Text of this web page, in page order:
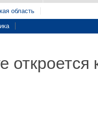
область
откроется